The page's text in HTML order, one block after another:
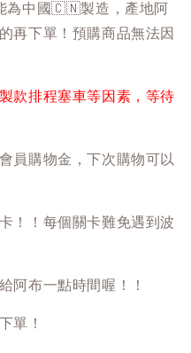
為中國🇨🇳製造，產地阿
再下單！預購商品無法因
款排程塞車等因素，等待
員購物金，下次購物可以
！！每個關卡難免遇到波
阿布一點時間喔！！
單！